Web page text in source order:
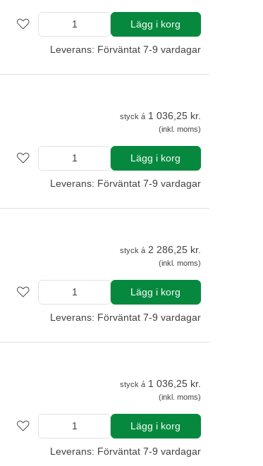
Lägg i korg
Leverans: Förväntat 7-9 vardagar
styck á 1 036,25 kr.
(inkl. moms)
Lägg i korg
Leverans: Förväntat 7-9 vardagar
styck á 2 286,25 kr.
(inkl. moms)
Lägg i korg
Leverans: Förväntat 7-9 vardagar
styck á 1 036,25 kr.
(inkl. moms)
Lägg i korg
Leverans: Förväntat 7-9 vardagar